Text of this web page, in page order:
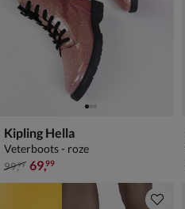
Kipling Hella
Veterboots - roze
van € 99,99 voor € 69,99
99,99 69,99